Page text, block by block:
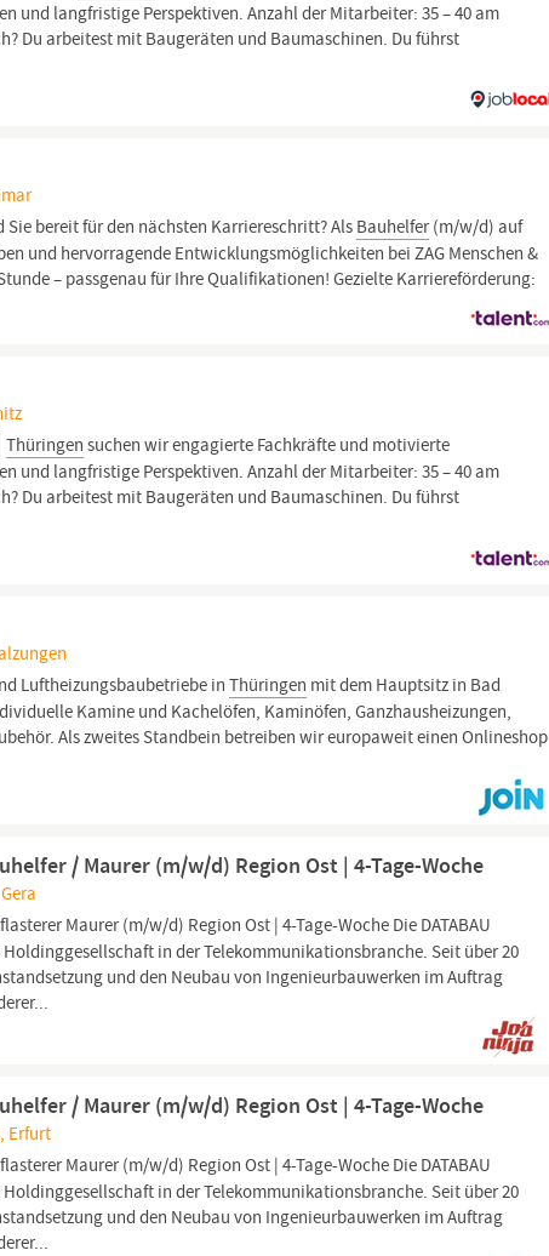
und langfristige Perspektiven. Anzahl der Mitarbeiter: 35 – 40 am
Du arbeitest mit Baugeräten und Baumaschinen. Du führst
Sie bereit für den nächsten Karriereschritt? Als Bauhelfer(m/w/d) auf
und hervorragende Entwicklungsmöglichkeiten bei ZAG Menschen &
– passgenau für Ihre Qualifikationen! Gezielte Karriereförderung:
Thüringen suchen wir engagierte Fachkräfte und motivierte
und langfristige Perspektiven. Anzahl der Mitarbeiter: 35 – 40 am
Du arbeitest mit Baugeräten und Baumaschinen. Du führst
Luftheizungsbaubetriebe inThüringen mit dem Hauptsitz in Bad
Kamine und Kachelöfen, Kaminöfen, Ganzhausheizungen,
Als zweites Standbein betreiben wir europaweit einen Onlineshop
/ Maurer (m/w/d) Region Ost | 4-Tage-Woche
Maurer (m⁠/⁠w⁠/⁠d) Region Ost | 4-Tage-Woche Die DATABAU
in der Telekommunikationsbranche. Seit über 20
und den Neubau von Ingenieurbauwerken im Auftrag
/ Maurer (m/w/d) Region Ost | 4-Tage-Woche
Erfurt
Maurer (m⁠/⁠w⁠/⁠d) Region Ost | 4-Tage-Woche Die DATABAU
in der Telekommunikationsbranche. Seit über 20
und den Neubau von Ingenieurbauwerken im Auftrag